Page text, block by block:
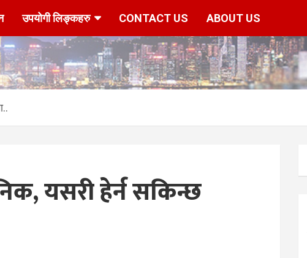
उपयोगी लिङ्कहरु CONTACT US ABOUT US
यसरी हेर्न सकिन्छ